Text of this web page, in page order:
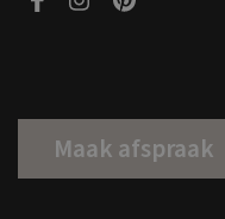
Maak afspraak